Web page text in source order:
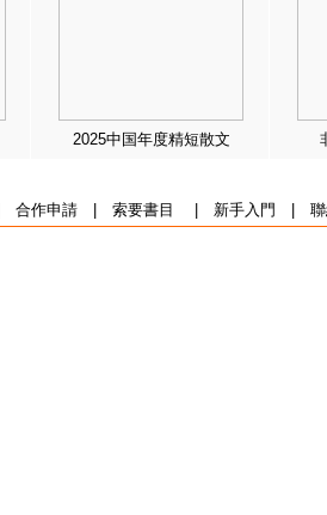
2025中国年度精短散文
合作申請| 索要書目 新手入門